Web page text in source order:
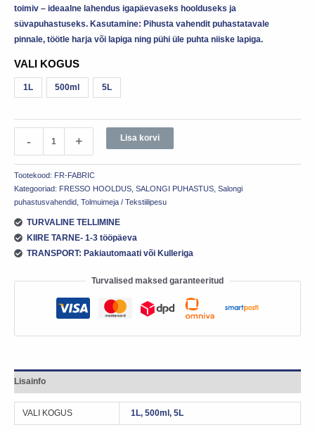
toimiv – ideaalne lahendus igapäevaseks hoolduseks ja
süvapuhastuseks. Kasutamine: Pihusta vahendit puhastatavale
pinnale, töötle harja või lapiga ning pühi üle puhta niiske lapiga.
VALI KOGUS
1L 500ml 5L
- + Lisa korvi
Tootekood: FR-FABRIC
Kategooriad: FRESSO HOOLDUS SALONGI PUHASTUS Salongi
puhastusvahendid Tolmuimeja / Tekstiilipesu
TURVALINE TELLIMINE
KIIRE TARNE- 1-3 tööpäeva
TRANSPORT: Pakiautomaati või Kulleriga
Turvalised maksed garanteeritud
Lisainfo
VALI KOGUS 1L, 500ml, 5L